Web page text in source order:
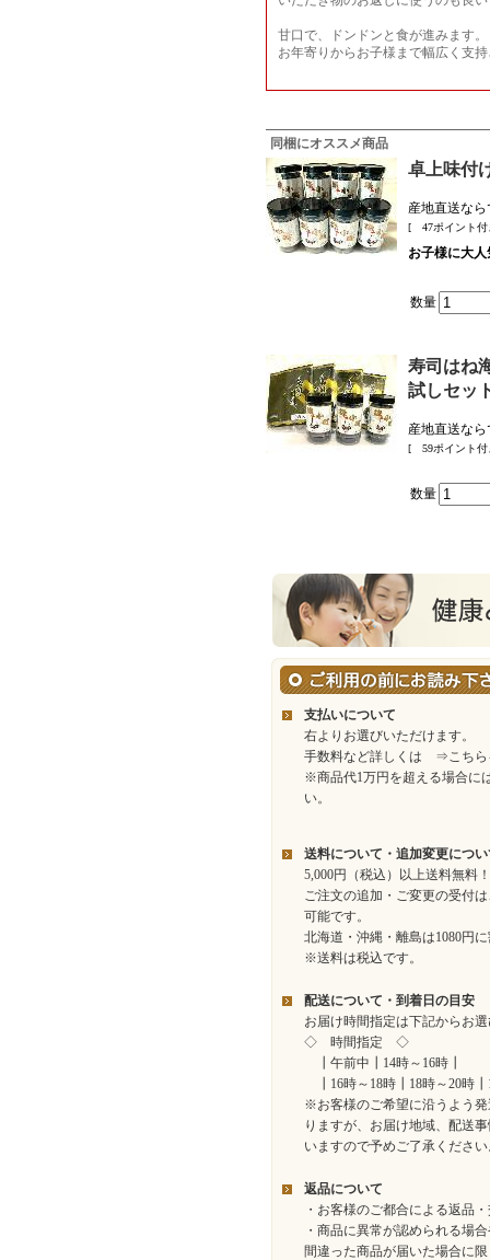
甘口で、ドンドンと食が進みます。
お年寄りからお子様まで幅広く支
同梱にオススメ商品
卓上味付
産地直送な
[ 47ポイント付
お子様に大人
数量
寿司はね
試しセッ
産地直送な
[ 59ポイント付
数量
支払いについて
右よりお選びいただけます。
手数料など詳しくは ⇒こちら
※商品代1万円を超える場合に
い。
送料について・追加変更につい
5,000円（税込）以上送料無料！
ご注文の追加・ご変更の受付
可能です。
北海道・沖縄・離島は1080円
※送料は税込です。
配送について・到着日の目安
お届け時間指定は下記からお
◇ 時間指定 ◇
┃午前中┃14時～16時┃
┃16時～18時┃18時～20時
※お客様のご希望に沿うよう
りますが、お届け地域、配送
いますので予めご了承ください
返品について
・お客様のご都合による返品
・商品に異常が認められる場
間違った商品が届いた場合に